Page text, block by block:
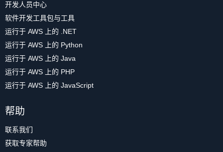
开发人员中心
软件开发工具包与工具
运行于 AWS 上的 .NET
运行于 AWS 上的 Python
运行于 AWS 上的 Java
运行于 AWS 上的 PHP
运行于 AWS 上的 JavaScript
帮助
联系我们
获取专家帮助